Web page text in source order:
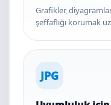
Grafikler,
şeffaflığı korumak
JPG